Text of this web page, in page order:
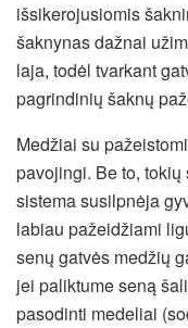
išsikerojusiomis
šaknynas dažnai
laja, todėl tvarkant
pagrindinių šaknų
Medžiai su
pavojingi. Be to,
sistema susilpnėja
labiau pažeidžiami
senų gatvės medžių
jei paliktume seną
pasodinti medeliai